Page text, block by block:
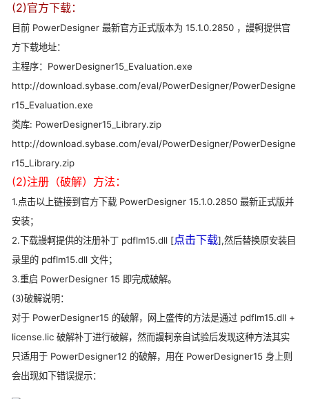
(2)官方下载：
目前 PowerDesigner 最新官方正式版本为 15.1.0.2850 ，謾軻提供官
方下载地址：
主程序：PowerDesigner15_Evaluation.exe
http://download.sybase.com/eval/PowerDesigner/PowerDesigne
r15_Evaluation.exe
类库: PowerDesigner15_Library.zip
http://download.sybase.com/eval/PowerDesigner/PowerDesigne
r15_Library.zip
(2)注册（破解）方法：
1.点击以上链接到官方下载 PowerDesigner 15.1.0.2850 最新正式版并
安装；
2.下载謾軻提供的注册补丁 pdflm15.dll [点击下载],然后替换原安装目
录里的 pdflm15.dll 文件；
3.重启 PowerDesigner 15 即完成破解。
(3)破解说明：
对于 PowerDesigner15 的破解，网上盛传的方法是通过 pdflm15.dll +
license.lic 破解补丁进行破解，然而謾軻亲自试验后发现这种方法其实
只适用于 PowerDesigner12 的破解，用在 PowerDesigner15 身上则
会出现如下错误提示：